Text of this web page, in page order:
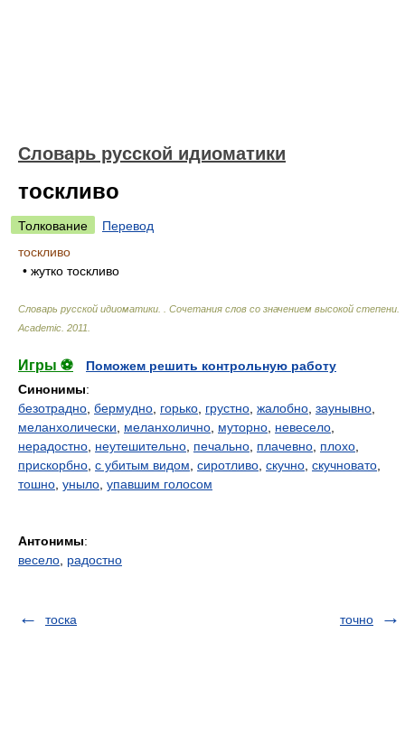
Словарь русской идиоматики
тоскливо
Толкование
Перевод
тоскливо
• жутко тоскливо
Словарь русской идиоматики. . Сочетания слов со значением высокой степени
Academic 2011
Игры ⚽
Поможем решить контрольную работу
Синонимы:
безотрадно бермудно горько грустно жалобно заунывно
меланхолически
меланхолично муторно невесело
нерадостно неутешительно печально плачевно плохо
прискорбно с убитым видом сиротливо скучно скучновато
тошно уныло упавшим голосом
Антонимы:
весело радостно
тоска точно